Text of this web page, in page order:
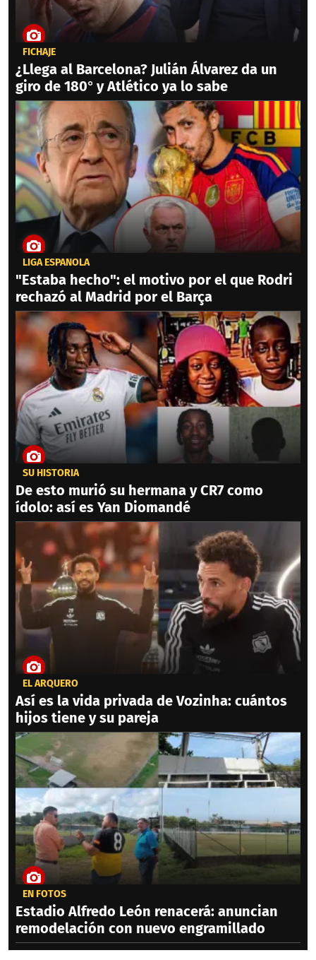
FICHAJE
¿Llega al Barcelona? Julián Álvarez da un
giro de 180° y Atlético ya lo sabe
LIGA ESPAÑOLA
"Estaba hecho": el motivo por el que Rodri
rechazó al Madrid por el Barça
SU HISTORIA
De esto murió su hermana y CR7 como
ídolo: así es Yan Diomandé
EL ARQUERO
Así es la vida privada de Vozinha: cuántos
hijos tiene y su pareja
EN FOTOS
Estadio Alfredo León renacerá: anuncian
remodelación con nuevo engramillado